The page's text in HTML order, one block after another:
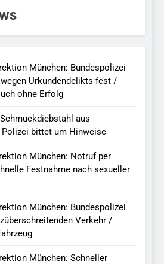
München: Bundespolizei
Urkundendelikts fest /
ohne Erfolg
Schmuckdiebstahl aus
bittet um Hinweise
München: Notruf per
Festnahme nach sexueller
München: Bundespolizei
Verkehr /
München: Schneller